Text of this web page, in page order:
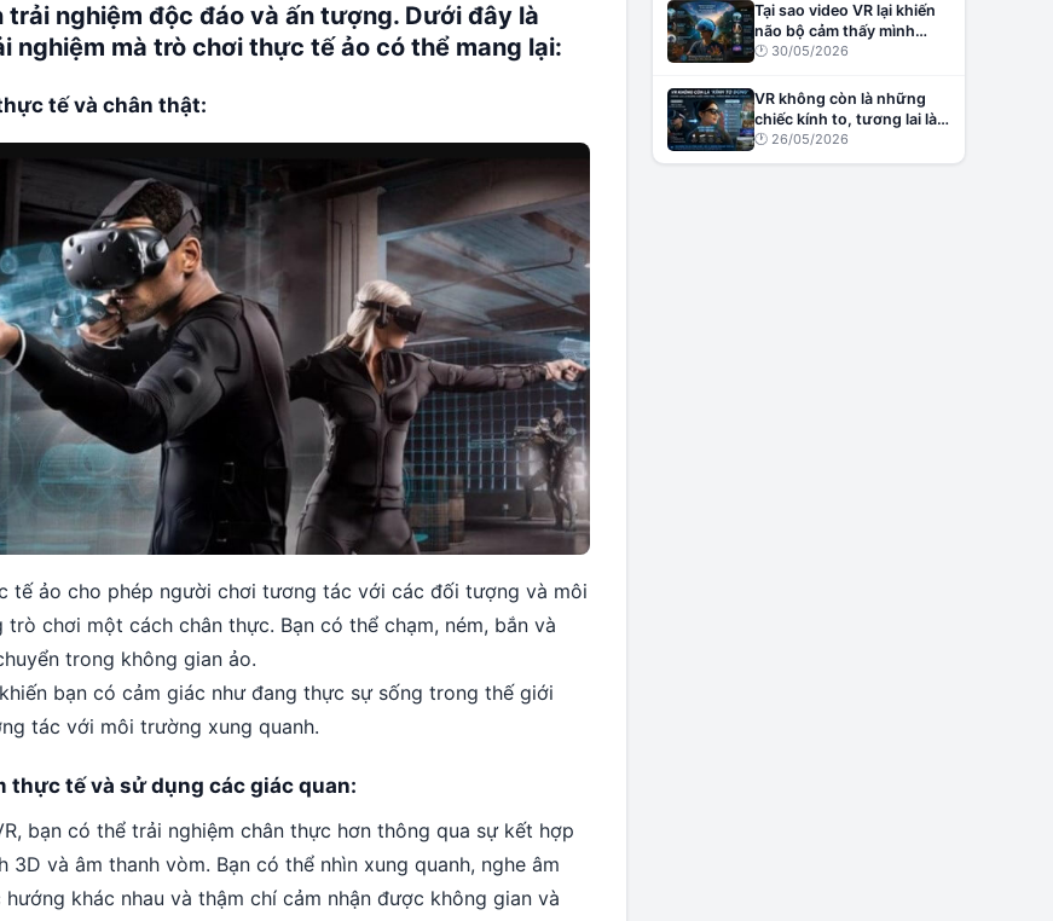
trải nghiệm độc đáo và ấn tượng. Dưới đây là
nghiệm mà trò chơi thực tế ảo có thể mang lại:
tế và chân thật:
tế ảo cho phép người chơi tương tác với các đối tượng và môi
chơi một cách chân thực. Bạn có thể chạm, ném, bắn và
trong không gian ảo.
bạn có cảm giác như đang thực sự sống trong thế giới
tác với môi trường xung quanh.
thực tế và sử dụng các giác quan:
bạn có thể trải nghiệm chân thực hơn thông qua sự kết hợp
3D và âm thanh vòm. Bạn có thể nhìn xung quanh, nghe âm
khác nhau và thậm chí cảm nhận được không gian và
Tại sao video VR lại khiến
não bộ cảm thấy mình
đang thật sự ở đó?
🕐 30/05/2026
VR không còn là những
chiếc kính to, tương lai là
những chiếc kính nhẹ,
thông minh và đầy cảm
🕐 26/05/2026